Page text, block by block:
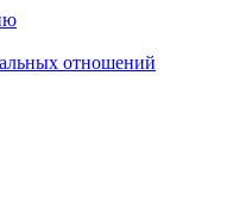
отношений